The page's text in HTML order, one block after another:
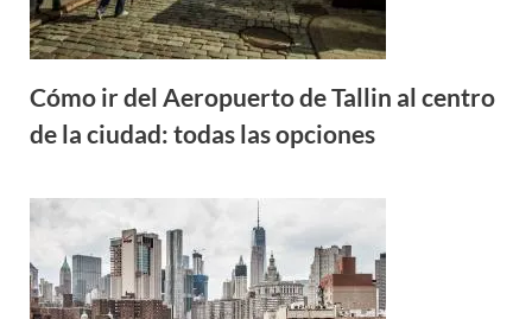
Cómo ir del Aeropuerto de Tallin al centro
de la ciudad: todas las opciones